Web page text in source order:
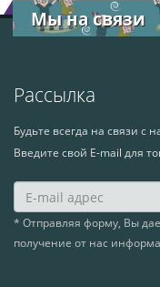
Мы на связи
Рассылка
Будьте всегда на связи с
Введите свой E-mail для
* Отправляя форму, Вы
получение от нас